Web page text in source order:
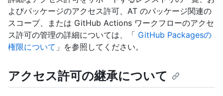
よびパッケージのアクセス許可、AT のパッケージ関連の
スコープ、または GitHub Actions ワークフローのアクセ
ス許可の管理の詳細については、「 GitHub Packagesの
権限について 」を参照してください。
アクセス許可の継承について